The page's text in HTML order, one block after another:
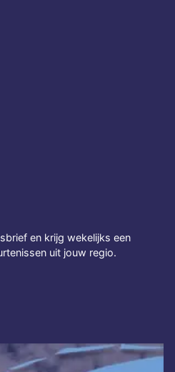
en krijg wekelijks een
uit jouw regio.